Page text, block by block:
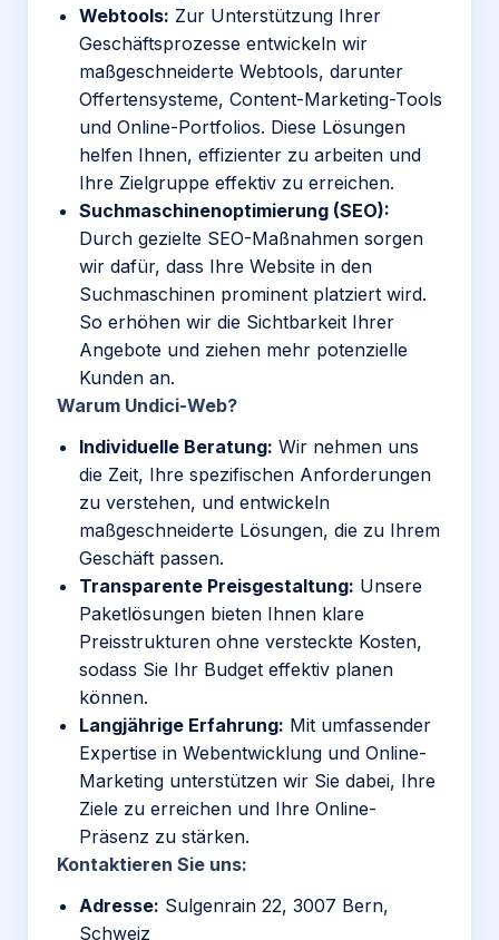
Webtools: Zur Unterstützung Ihrer
Geschäftsprozesse entwickeln wir
maßgeschneiderte Webtools, darunter
Offertensysteme, Content-Marketing-Tools
und Online-Portfolios. Diese Lösungen
helfen Ihnen, effizienter zu arbeiten und
Ihre Zielgruppe effektiv zu erreichen.
Suchmaschinenoptimierung (SEO):
Durch gezielte SEO-Maßnahmen sorgen
wir dafür, dass Ihre Website in den
Suchmaschinen prominent platziert wird.
So erhöhen wir die Sichtbarkeit Ihrer
Angebote und ziehen mehr potenzielle
Kunden an.
Warum Undici-Web?
Individuelle Beratung: Wir nehmen uns
die Zeit, Ihre spezifischen Anforderungen
zu verstehen, und entwickeln
maßgeschneiderte Lösungen, die zu Ihrem
Geschäft passen.
Transparente Preisgestaltung: Unsere
Paketlösungen bieten Ihnen klare
Preisstrukturen ohne versteckte Kosten,
sodass Sie Ihr Budget effektiv planen
können.
Langjährige Erfahrung: Mit umfassender
Expertise in Webentwicklung und Online-
Marketing unterstützen wir Sie dabei, Ihre
Ziele zu erreichen und Ihre Online-
Präsenz zu stärken.
Kontaktieren Sie uns:
Adresse: Sulgenrain 22, 3007 Bern,
Schweiz